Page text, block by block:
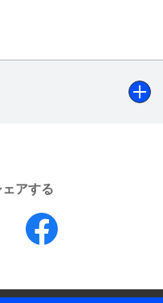
ん）「雁風呂（がん
」古今亭志ん橋、「雁風
アする
LINE